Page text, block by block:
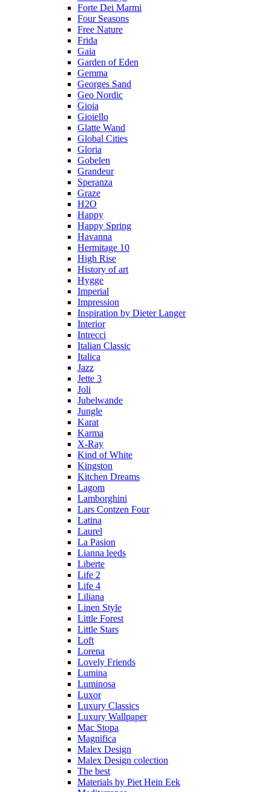
Forte Dei Marmi
Four Seasons
Free Nature
Frida
Gaia
Garden of Eden
Gemma
Georges Sand
Geo Nordic
Gioia
Gioiello
Glatte Wand
Global Cities
Gloria
Gobelen
Grandeur
Speranza
Graze
H2O
Happy
Happy Spring
Havanna
Hermitage 10
High Rise
History of art
Hygge
Imperial
Impression
Inspiration by Dieter Langer
Interior
Intrecci
Italian Classic
Italica
Jazz
Jette 3
Joli
Jubelwande
Jungle
Karat
Karma
Х-Ray
Kind of White
Kingston
Kitchen Dreams
Lagom
Lamborghini
Lars Contzen Four
Latina
Laurel
La Pasion
Lianna leeds
Liberte
Life 2
Life 4
Liliana
Linen Style
Little Forest
Little Stars
Loft
Lorena
Lovely Friends
Lumina
Luminosa
Luxor
Luxury Classics
Luxury Wallpaper
Mac Stopa
Magnifica
Malex Design
Malex Design colection
The best
Materials by Piet Hein Eek